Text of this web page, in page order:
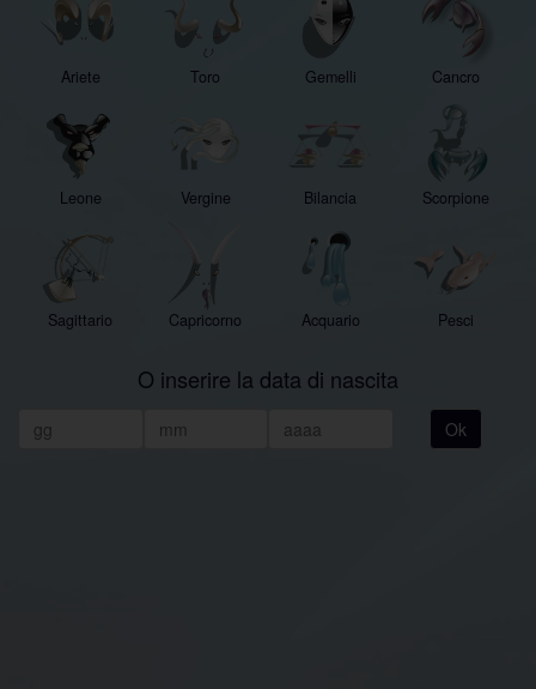
Ariete Toro Gemelli Cancro
Leone Vergine Bilancia Scorpione
Sagittario Capricorno Acquario Pesci
O inserire la data di nascita
Ok